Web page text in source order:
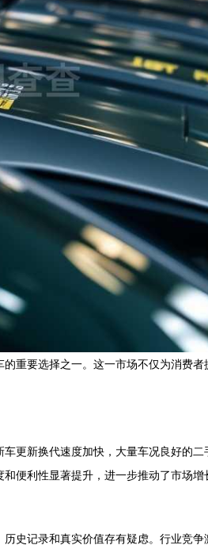
重要选择之一。这一市场不仅为消费
更新换代速度加快，大量车况良好的
便利性显著提升，进一步推动了市场增
史记录和真实价值存有疑虑。行业竞